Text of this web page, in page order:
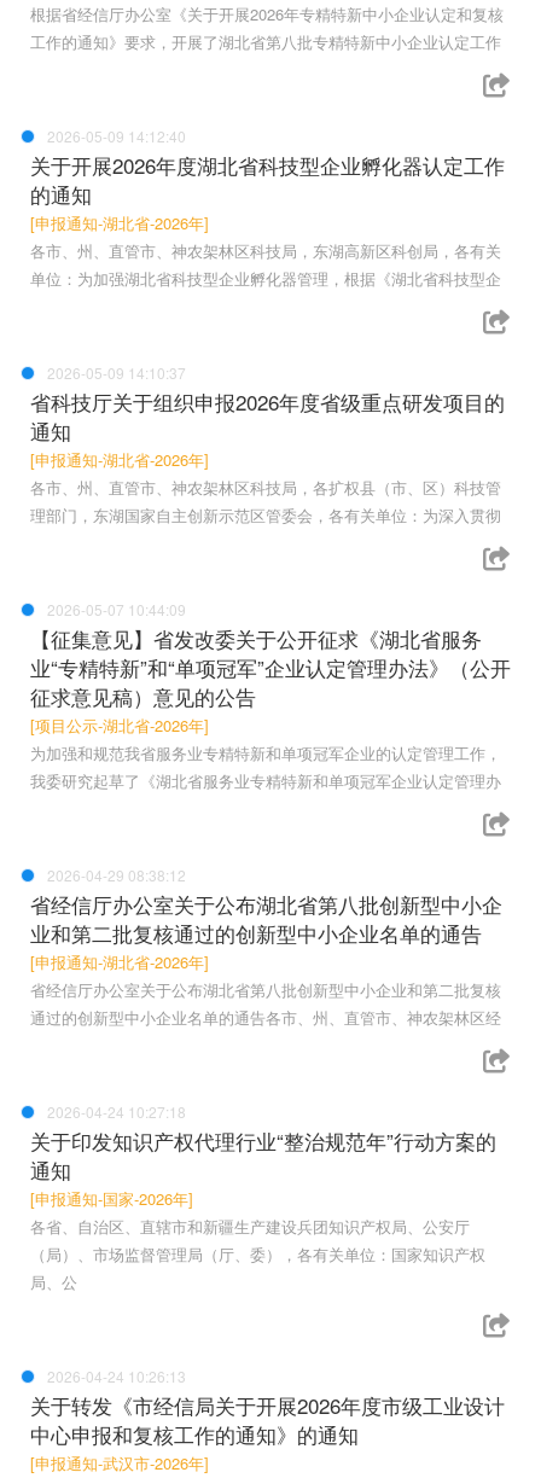
根据省经信厅办公室《关于开展2026年专精特新中小企业认定和复核
工作的通知》要求，开展了湖北省第八批专精特新中小企业认定工作
2026-05-09 14:12:40
关于开展2026年度湖北省科技型企业孵化器认定工作
的通知
[申报通知-湖北省-2026年]
各市、州、直管市、神农架林区科技局，东湖高新区科创局，各有关
单位：为加强湖北省科技型企业孵化器管理，根据《湖北省科技型企
2026-05-09 14:10:37
省科技厅关于组织申报2026年度省级重点研发项目的
通知
[申报通知-湖北省-2026年]
各市、州、直管市、神农架林区科技局，各扩权县（市、区）科技管
理部门，东湖国家自主创新示范区管委会，各有关单位：为深入贯彻
2026-05-07 10:44:09
【征集意见】省发改委关于公开征求《湖北省服务
业“专精特新”和“单项冠军”企业认定管理办法》（公开
征求意见稿）意见的公告
[项目公示-湖北省-2026年]
为加强和规范我省服务业专精特新和单项冠军企业的认定管理工作，
我委研究起草了《湖北省服务业专精特新和单项冠军企业认定管理办
2026-04-29 08:38:12
省经信厅办公室关于公布湖北省第八批创新型中小企
业和第二批复核通过的创新型中小企业名单的通告
[申报通知-湖北省-2026年]
省经信厅办公室关于公布湖北省第八批创新型中小企业和第二批复核
通过的创新型中小企业名单的通告各市、州、直管市、神农架林区经
2026-04-24 10:27:18
关于印发知识产权代理行业“整治规范年”行动方案的
通知
[申报通知-国家-2026年]
各省、自治区、直辖市和新疆生产建设兵团知识产权局、公安厅
（局）、市场监督管理局（厅、委），各有关单位：国家知识产权
局、公
2026-04-24 10:26:13
关于转发《市经信局关于开展2026年度市级工业设计
中心申报和复核工作的通知》的通知
[申报通知-武汉市-2026年]